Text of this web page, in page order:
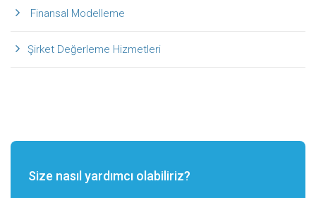
Finansal Modelleme
Şirket Değerleme Hizmetleri
Size nasıl yardımcı olabiliriz?